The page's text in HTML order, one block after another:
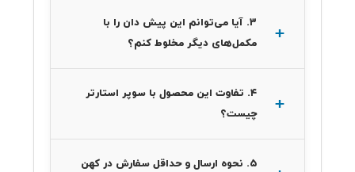
۳. آیا می‌توانم این پیش دان را با
مکمل‌های دیگر مخلوط کنم؟
۴. تفاوت این محصول با سوپر استارتر
چیست؟
۵. نحوه ارسال و حداقل سفارش در کهن